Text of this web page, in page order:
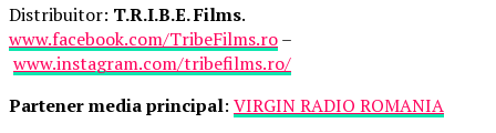
Distribuitor: T.R.I.B.E. Films.
www.facebook.com/TribeFilms.ro–
www.instagram.com/tribefilms.ro/
Partener media principal: VIRGIN RADIO ROMANIA